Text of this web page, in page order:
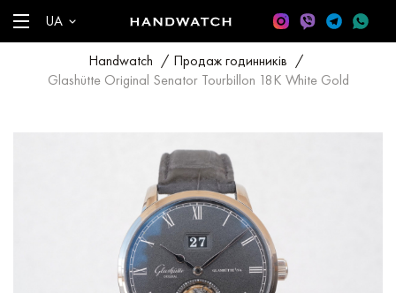
UA
Handwatch / Продаж годинників /
Glashütte Original Senator Tourbillon 18K White Gold